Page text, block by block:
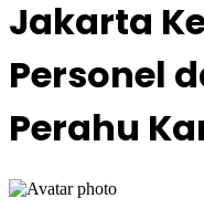
Jakarta
Personel
Perahu